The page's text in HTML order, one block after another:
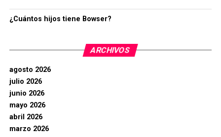
¿Cuántos hijos tiene Bowser?
ARCHIVOS
agosto 2026
julio 2026
junio 2026
mayo 2026
abril 2026
marzo 2026